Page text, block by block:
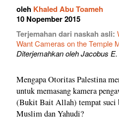
oleh Khaled Abu Toameh
10 Nopember 2015
Terjemahan dari naskah asli:
Want Cameras on the Temple
Diterjemahkan oleh Jacobus
Mengapa Otoritas Palestina
untuk memasang kamera
(Bukit Bait Allah) tempat suci
Muslim dan Yahudi?